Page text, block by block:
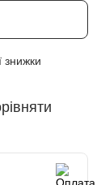
знижки